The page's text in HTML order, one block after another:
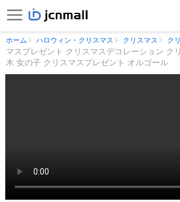
ホーム ハロウィン・クリスマス クリスマス ク
マスプレゼント クリスマスデコレーション ク
木 女の子 クリスマスプレゼント オルゴール